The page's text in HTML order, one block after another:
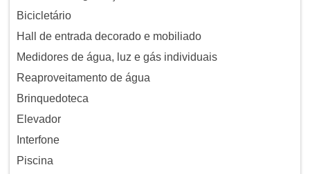
Bicicletário
Hall de entrada decorado e mobiliado
Medidores de água, luz e gás individuais
Reaproveitamento de água
Brinquedoteca
Elevador
Interfone
Piscina